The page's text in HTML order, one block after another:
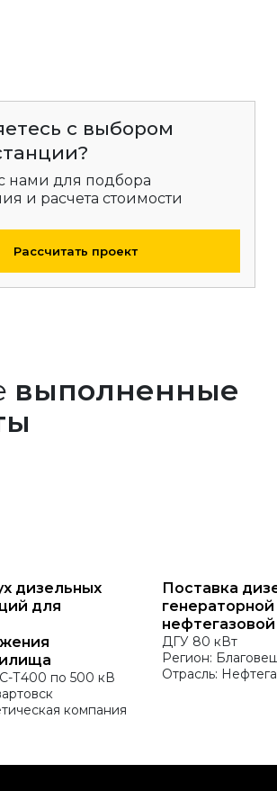
с выбором
нами для подбора
и расчета стоимости
Рассчитать проект
выполненные
дизельных
для
Т400 по 500 кВ
компания
Поставка
ДГУ 80 кВт
Регион:
Отрасль: